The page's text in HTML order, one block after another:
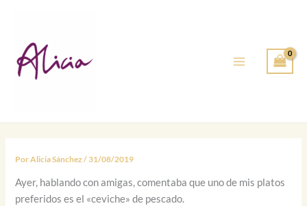
contenido
PorAlicia Sánchez/ 31/08/2019
Ayer, hablando con amigas, comentaba que uno de mis platos
preferidos es el «ceviche» de pescado.